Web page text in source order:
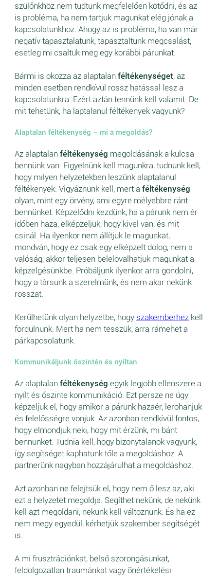
szülőnkhöz nem tudtunk megfelelően kötődni, és az
is probléma, ha nem tartjuk magunkat elég jónak a
kapcsolatunkhoz. Ahogy az is probléma, ha van már
negatív tapasztalatunk, tapasztaltunk megcsalást,
esetleg mi csaltuk meg egy korábbi párunkat.
Bármi is okozza az alaptalan féltékenységet, az
minden esetben rendkívül rossz hatással lesz a
kapcsolatunkra. Ezért aztán tennünk kell valamit. De
mit tehetünk, ha laptalanul féltékenyek vagyunk?
Alaptalan féltékenység – mi a megoldás?
Az alaptalan féltékenység megoldásának a kulcsa
bennünk van. Figyelnünk kell magunkra, tudnunk kell,
hogy milyen helyzetekben leszünk alaptalanul
féltékenyek. Vigyáznunk kell, mert a féltékenység
olyan, mint egy örvény, ami egyre mélyebbre ránt
bennünket. Képzelődni kezdünk, ha a párunk nem ér
időben haza, elképzeljük, hogy kivel van, és mit
csinál. Ha ilyenkor nem állítjuk le magunkat,
mondván, hogy ez csak egy elképzelt dolog, nem a
valóság, akkor teljesen belelovalhatjuk magunkat a
képzelgésünkbe. Próbáljunk ilyenkor arra gondolni,
hogy a társunk a szerelmünk, és nem akar nekünk
rosszat.
Kerülhetünk olyan helyzetbe, hogy szakemberhez kell
fordulnunk. Mert ha nem tesszük, arra rámehet a
párkapcsolatunk.
Kommunikáljunk őszintén és nyíltan
Az alaptalan féltékenység egyik legjobb ellenszere a
nyílt és őszinte kommunikáció. Ezt persze ne úgy
képzeljük el, hogy amikor a párunk hazaér, lerohanjuk
és felelősségre vonjuk. Az azonban rendkívül fontos,
hogy elmondjuk neki, hogy mit érzünk, mi bánt
bennünket. Tudnia kell, hogy bizonytalanok vagyunk,
így segítséget kaphatunk tőle a megoldáshoz. A
partnerünk nagyban hozzájárulhat a megoldáshoz.
Azt azonban ne felejtsük el, hogy nem ő lesz az, aki
ezt a helyzetet megoldja. Segíthet nekünk, de nekünk
kell azt megoldani, nekünk kell változnunk. És ha ez
nem megy egyedül, kérhetjük szakember segítségét
is.
A mi frusztrációnkat, belső szorongásunkat,
feldolgozatlan traumánkat vagy önértékelési